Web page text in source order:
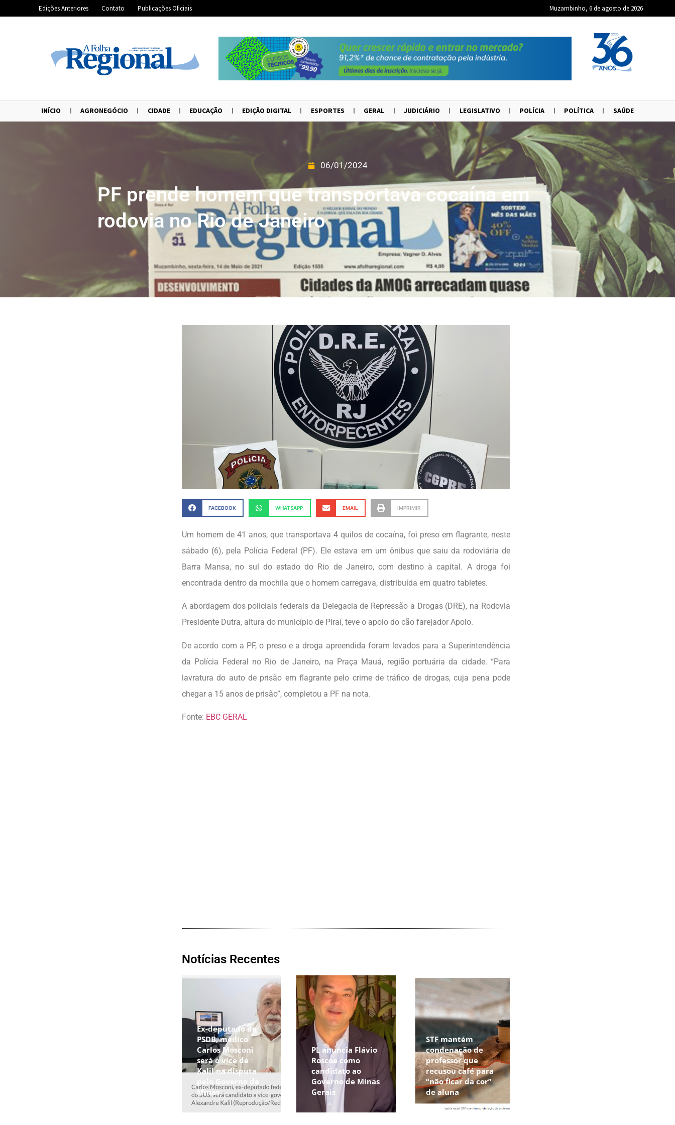
Edições Anteriores Contato Publicações Oficiais Muzambinho, 6 de agosto de 2026
INÍCIO AGRONEGÓCIO CIDADE EDUCAÇÃO EDIÇÃO DIGITAL ESPORTES GERAL JUDICIÁRIO LEGISLATIVO POLÍCIA POLÍTICA SAÚDE
06/01/2024
PF prende homem que transportava cocaína em
rodovia no Rio de Janeiro
FACEBOOK WHATSAPP EMAIL IMPRIMIR
Um homem de 41 anos, que transportava 4 quilos de cocaína, foi preso em flagrante, neste
sábado (6), pela Polícia Federal (PF). Ele estava em um ônibus que saiu da rodoviária de
Barra Mansa, no sul do estado do Rio de Janeiro, com destino à capital. A droga foi
encontrada dentro da mochila que o homem carregava, distribuída em quatro tabletes.
A abordagem dos policiais federais da Delegacia de Repressão a Drogas (DRE), na Rodovia
Presidente Dutra, altura do município de Piraí, teve o apoio do cão farejador Apolo.
De acordo com a PF, o preso e a droga apreendida foram levados para a Superintendência
da Polícia Federal no Rio de Janeiro, na Praça Mauá, região portuária da cidade. “Para
lavratura do auto de prisão em flagrante pelo crime de tráfico de drogas, cuja pena pode
chegar a 15 anos de prisão”, completou a PF na nota.
Fonte: EBC GERAL
Notícias Recentes
Ex-deputado do
PSDB, médico
Carlos Mosconi
será o vice de
Kalil na disputa
Minas
PL anuncia Flávio
Roscoe como
candidato ao
Governo de Minas
Gerais
STF mantém
condenação de
professor que
recusou café para
“não ficar da cor”
de aluna